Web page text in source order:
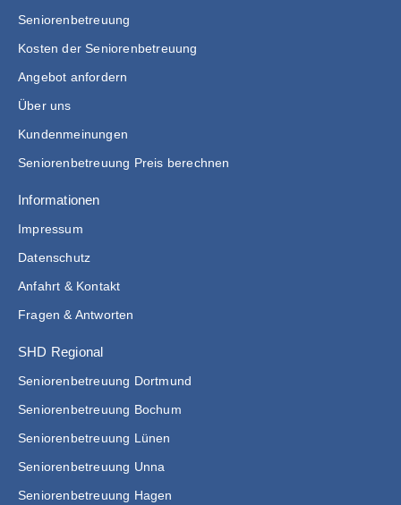
Seniorenbetreuung
Kosten der Seniorenbetreuung
Angebot anfordern
Über uns
Kundenmeinungen
Seniorenbetreuung Preis berechnen
Informationen
Impressum
Datenschutz
Anfahrt & Kontakt
Fragen & Antworten
SHD Regional
Seniorenbetreuung Dortmund
Seniorenbetreuung Bochum
Seniorenbetreuung Lünen
Seniorenbetreuung Unna
Seniorenbetreuung Hagen